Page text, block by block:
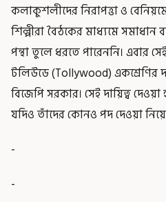
কলাকুশলীদের নিরাপত্তা ও
শিল্পীরা বৈঠকের মাধ্যমে
পন্থা তুলে ধরতে পারেননি। এবার
টলিউডে (Tollywood) একশ্রেণির
বিজেপি সরকার। সেই দায়িত্ব
যদিও তাঁদের কোনও পদ দেওয়া নিয়ে
-
-